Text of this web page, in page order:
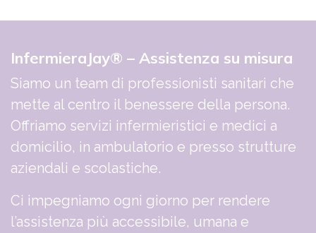
InfermieraJay® – Assistenza su misura
Siamo un team di professionisti sanitari che
mette al centro il benessere della persona.
Offriamo servizi infermieristici e medici a
domicilio, in ambulatorio e presso strutture
aziendali e scolastiche.
Ci impegniamo ogni giorno per rendere
l’assistenza più accessibile, umana e